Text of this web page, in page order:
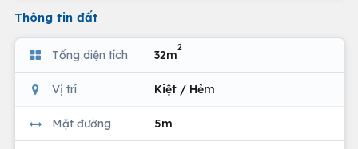
Thông tin đất
Tổng diện tích 32m
2
Vị trí Kiệt / Hẻm
Mặt đường 5m